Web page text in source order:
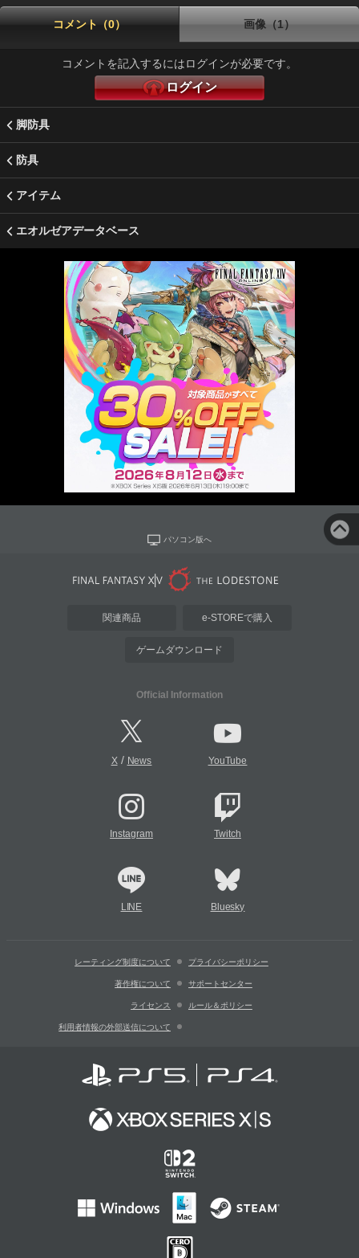
コメント（0） 画像（1）
コメントを記入するにはログインが必要です。
ログイン
脚防具
防具
アイテム
エオルゼアデータベース
パソコン版へ
関連商品 e-STOREで購入
ゲームダウンロード
Official Information
X/ News YouTube
Instagram Twitch
LINE Bluesky
レーティング制度について プライバシーポリシー
著作権について サポートセンター
ライセンス ルール＆ポリシー
利用者情報の外部送信について